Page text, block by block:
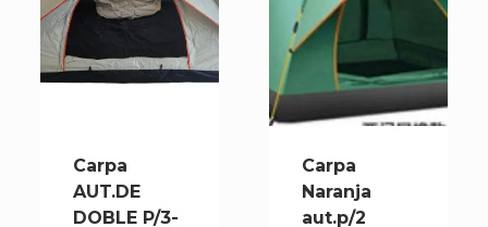
Carpa
AUT.DE
DOBLE P/3-
Carpa
Naranja
aut.p/2